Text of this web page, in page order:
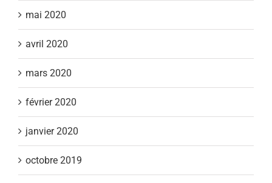
mai 2020
avril 2020
mars 2020
février 2020
janvier 2020
octobre 2019